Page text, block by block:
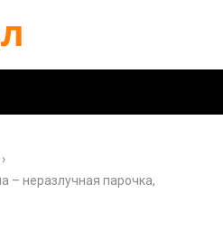
›
– неразлучная парочка,